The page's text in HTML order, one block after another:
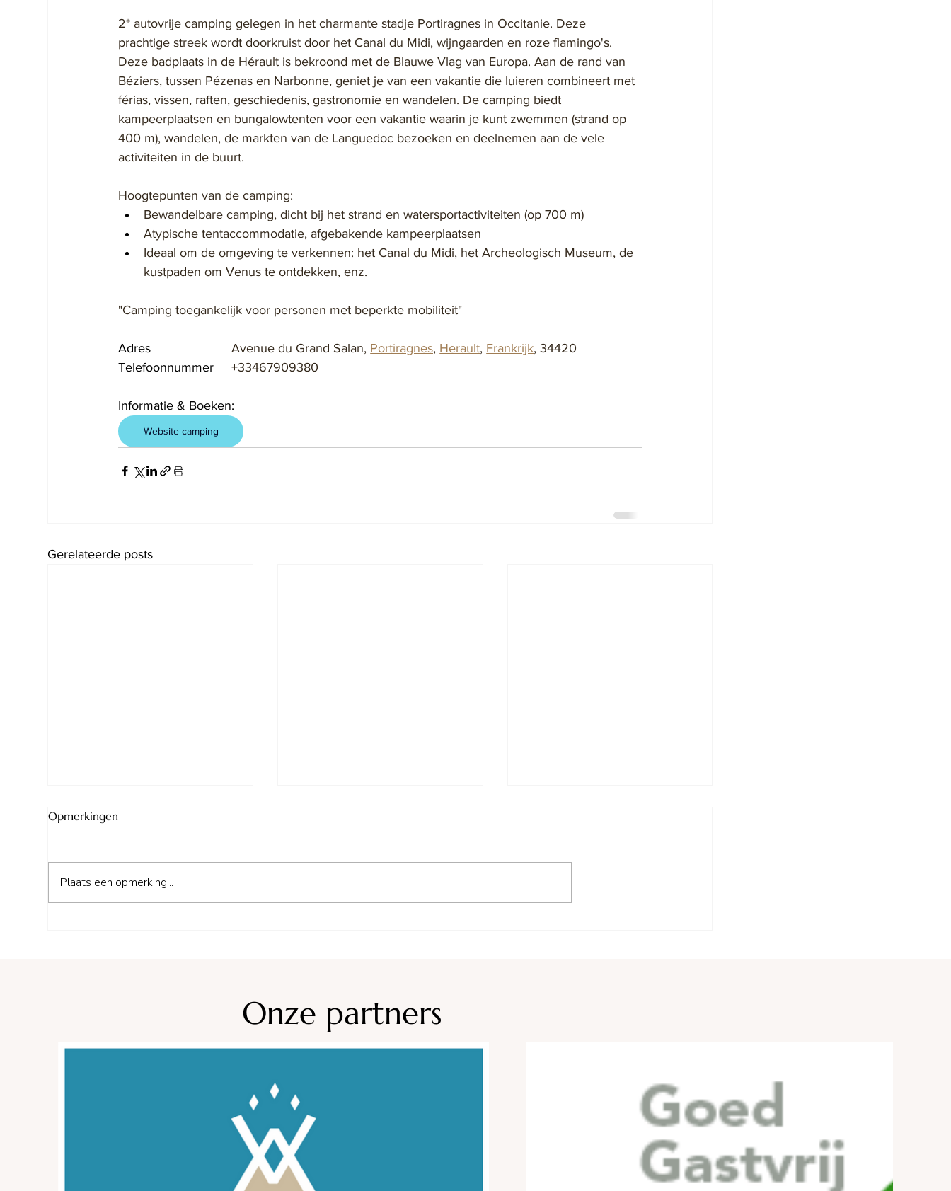
2* autovrije camping gelegen in het charmante stadje Portiragnes in Occitanie. Deze
prachtige streek wordt doorkruist door het Canal du Midi, wijngaarden en roze flamingo's.
Deze badplaats in de Hérault is bekroond met de Blauwe Vlag van Europa. Aan de rand van
Béziers, tussen Pézenas en Narbonne, geniet je van een vakantie die luieren combineert met
férias, vissen, raften, geschiedenis, gastronomie en wandelen. De camping biedt
kampeerplaatsen en bungalowtenten voor een vakantie waarin je kunt zwemmen (strand op
400 m), wandelen, de markten van de Languedoc bezoeken en deelnemen aan de vele
activiteiten in de buurt.
Hoogtepunten van de camping:
Bewandelbare camping, dicht bij het strand en watersportactiviteiten (op 700 m)
Atypische tentaccommodatie, afgebakende kampeerplaatsen
Ideaal om de omgeving te verkennen: het Canal du Midi, het Archeologisch Museum, de
kustpaden om Venus te ontdekken, enz.
"Camping toegankelijk voor personen met beperkte mobiliteit"
Adres Avenue du Grand Salan, Portiragnes, Herault, Frankrijk, 34420
Telefoonnummer +33467909380
Informatie & Boeken:
Website camping
Gerelateerde posts
Opmerkingen
Plaats een opmerking...
Onze partners